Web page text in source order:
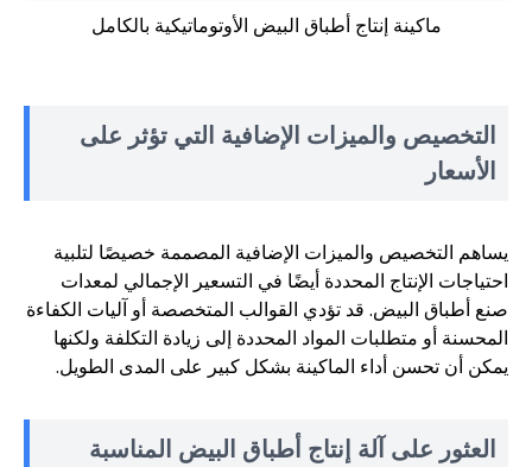
ماكينة إنتاج أطباق البيض الأوتوماتيكية بالكامل
التخصيص والميزات الإضافية التي تؤثر على
الأسعار
يساهم التخصيص والميزات الإضافية المصممة خصيصًا لتلبية
احتياجات الإنتاج المحددة أيضًا في التسعير الإجمالي لمعدات
صنع أطباق البيض. قد تؤدي القوالب المتخصصة أو آليات الكفاءة
المحسنة أو متطلبات المواد المحددة إلى زيادة التكلفة ولكنها
يمكن أن تحسن أداء الماكينة بشكل كبير على المدى الطويل.
العثور على آلة إنتاج أطباق البيض المناسبة